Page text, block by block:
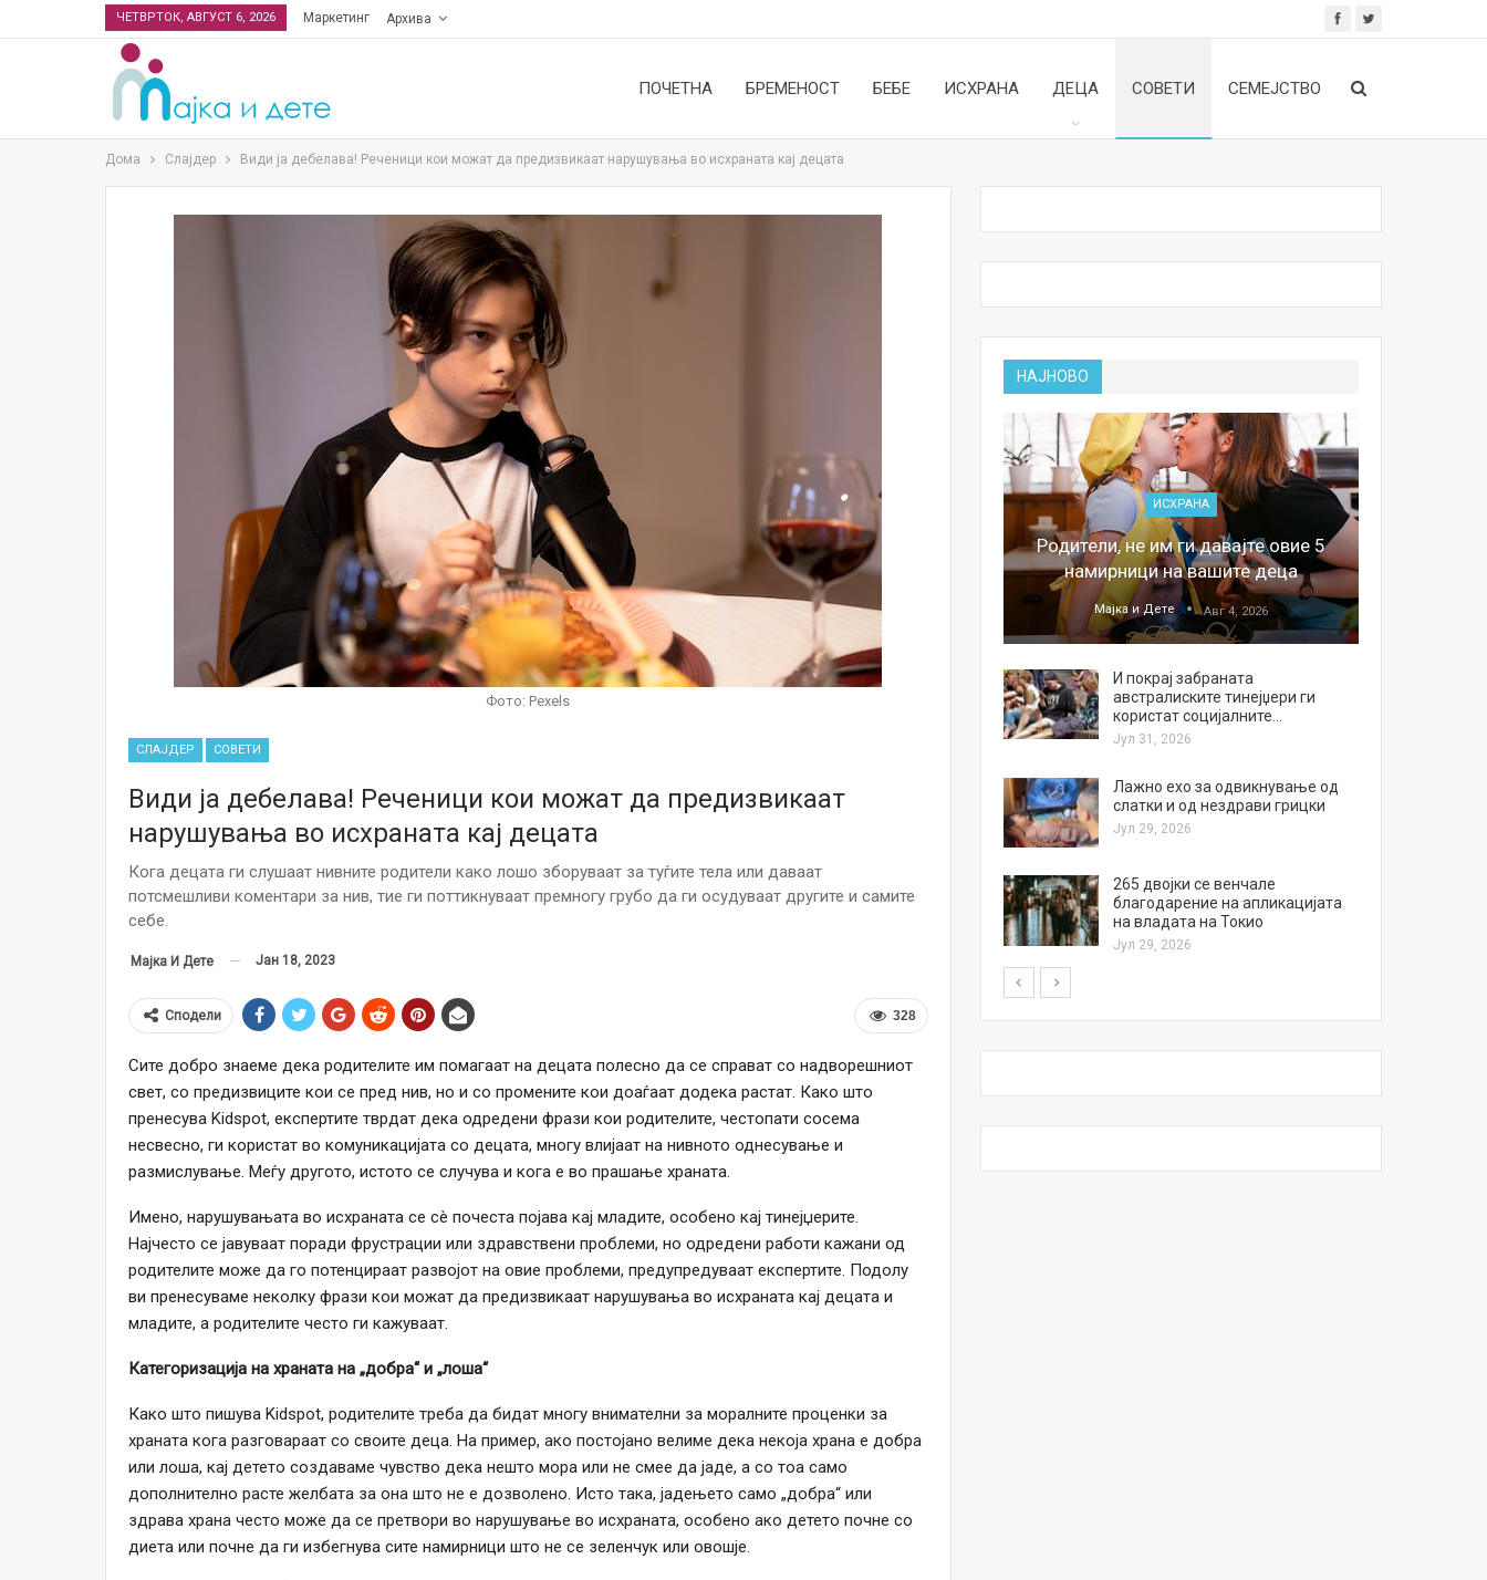
ЧЕТВРТОК, АВГУСТ 6, 2026 Маркетинг Архива
ПОЧЕТНА БРЕМЕНОСТ БЕБЕ ИСХРАНА ДЕЦА СОВЕТИ СЕМЕЈСТВО
Дома Слајдер Види ја дебелава! Реченици кои можат да предизвикаат нарушувања во исхраната кај децата
Фото: Pexels
СЛАЈДЕР СОВЕТИ
Види ја дебелава! Реченици кои можат да предизвикаат
нарушувања во исхраната кај децата
Кога децата ги слушаат нивните родители како лошо зборуваат за туѓите тела или даваат
потсмешливи коментари за нив, тие ги поттикнуваат премногу грубо да ги осудуваат другите и самите
себе.
Мајка И Дете Јан 18, 2023
328
Сподели
Сите добро знаеме дека родителите им помагаат на децата полесно да се справат со надворешниот
свет, со предизвиците кои се пред нив, но и со промените кои доаѓаат додека растат. Како што
пренесува Kidspot, експертите тврдат дека одредени фрази кои родителите, честопати сосема
несвесно, ги користат во комуникацијата со децата, многу влијаат на нивното однесување и
размислување. Меѓу другото, истото се случува и кога е во прашање храната.
Имено, нарушувањата во исхраната се сè почеста појава кај младите, особено кај тинејџерите.
Најчесто се јавуваат поради фрустрации или здравствени проблеми, но одредени работи кажани од
родителите може да го потенцираат развојот на овие проблеми, предупредуваат експертите. Подолу
ви пренесуваме неколку фрази кои можат да предизвикаат нарушувања во исхраната кај децата и
младите, а родителите често ги кажуваат.
Категоризација на храната на „добра“ и „лоша“
Како што пишува Kidspot, родителите треба да бидат многу внимателни за моралните проценки за
храната кога разговараат со своите деца. На пример, ако постојано велиме дека некоја храна е добра
или лоша, кај детето создаваме чувство дека нешто мора или не смее да јаде, а со тоа само
дополнително расте желбата за она што не е дозволено. Исто така, јадењето само „добра“ или
здрава храна често може да се претвори во нарушување во исхраната, особено ако детето почне со
диета или почне да ги избегнува сите намирници што не се зеленчук или овошје.
НАЈНОВО
НОВОСТИ
Малолетниците ќе бидат офлајн до
15-тата година: Франција воведе
забрана за…
Јул 23, 2026
Нов тест од крвта би можел да го
идентични ќерки: Чудо што се
И многу среќа не е на арно! Жена
ИСХРАНА
Родители, не им ги давајте овие 5
намирници на вашите деца
Мајка и Дете Авг 4, 2026
И покрај забраната
австралиските тинејџери ги
користат социјалните…
Јул 31, 2026
Лажно ехо за одвикнување од
слатки и од нездрави грицки
Јул 29, 2026
265 двојки се венчале
благодарение на апликацијата
на владата на Токио
Јул 29, 2026